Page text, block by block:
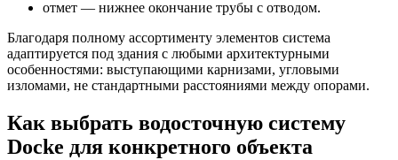
отмет — нижнее окончание трубы с отводом.
Благодаря полному ассортименту элементов система
адаптируется под здания с любыми архитектурными
особенностями: выступающими карнизами, угловыми
изломами, не стандартными расстояниями между опорами.
Как выбрать водосточную систему
Docke для конкретного объекта